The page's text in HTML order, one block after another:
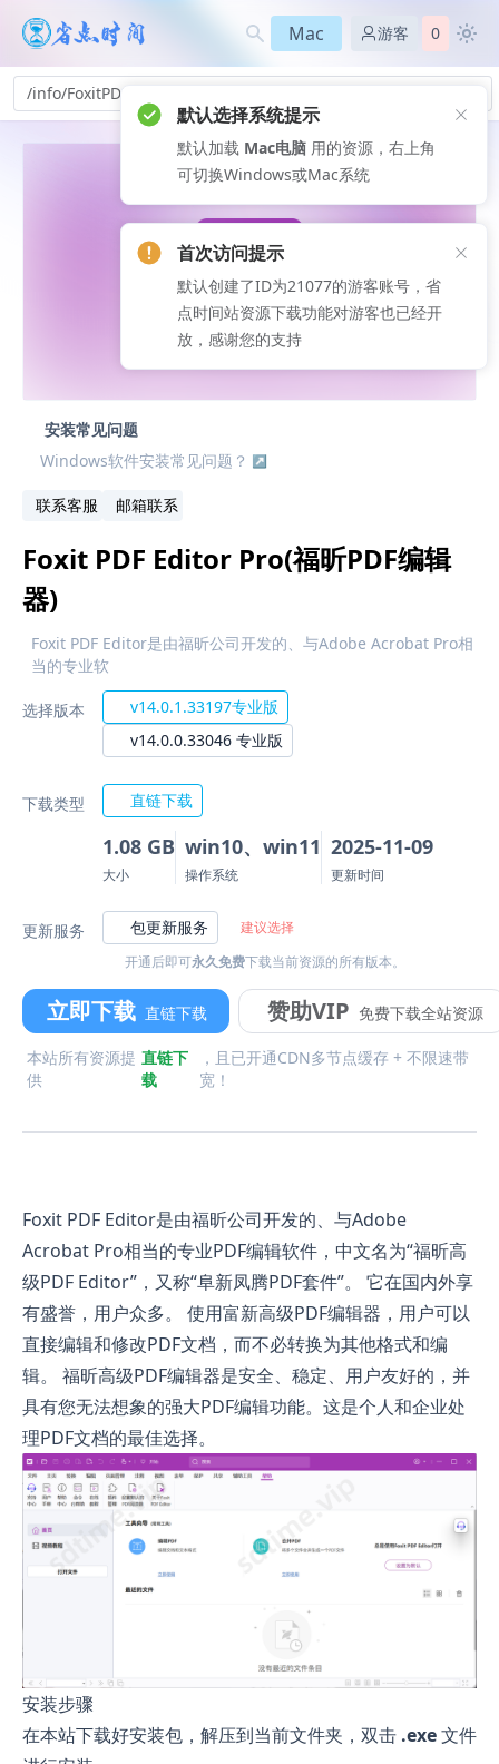
Mac 游客 0
/info/FoxitPDFEditorPro-qr_362
安装常见问题
Windows软件安装常见问题？
联系客服 邮箱联系
Foxit PDF Editor Pro(福昕PDF编辑
器)
Foxit PDF Editor是由福昕公司开发的、与Adobe Acrobat Pro相
当的专业软
选择版本
v14.0.1.33197专业版
v14.0.0.33046 专业版
下载类型 直链下载
1.08 GB
大小
win10、win11
操作系统
2025-11-09
更新时间
更新服务 包更新服务
建议选择
开通后即可永久免费下载当前资源的所有版本。
立即下载 直链下载 赞助VIP 免费下载全站资源
本站所有资源提
供
直链下
载
，且已开通CDN多节点缓存 + 不限速带
宽！
Foxit PDF Editor是由福昕公司开发的、与Adobe
Acrobat Pro相当的专业PDF编辑软件，中文名为“福昕高
级PDF Editor”，又称“阜新凤腾PDF套件”。 它在国内外享
有盛誉，用户众多。 使用富新高级PDF编辑器，用户可以
直接编辑和修改PDF文档，而不必转换为其他格式和编
辑。 福昕高级PDF编辑器是安全、稳定、用户友好的，并
具有您无法想象的强大PDF编辑功能。这是个人和企业处
理PDF文档的最佳选择。
安装步骤
在本站下载好安装包，解压到当前文件夹，双击 .exe文件
默认选择系统提示
默认加载 Mac电脑 用的资源，右上角
可切换Windows或Mac系统
首次访问提示
默认创建了ID为21077的游客账号，省
点时间站资源下载功能对游客也已经开
放，感谢您的支持